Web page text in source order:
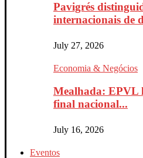
Pavigrés
internacionais de
July 27, 2026
Economia & Negócios
Mealhada: EPVL
final nacional...
July 16, 2026
Eventos